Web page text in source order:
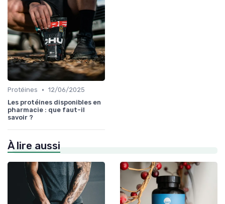
Protéines • 12/06/2025
Les protéines disponibles en
pharmacie : que faut-il
savoir ?
À lire aussi